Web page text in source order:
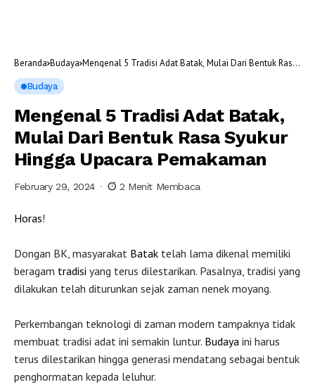
Beranda Budaya Mengenal 5 Tradisi Adat Batak, Mulai Dari Bentuk Rasa
Budaya
Mengenal 5 Tradisi Adat Batak,
Mulai Dari Bentuk Rasa Syukur
Hingga Upacara Pemakaman
February 29, 2024 2 Menit Membaca
Horas!
Dongan BK, masyarakat Batak telah lama dikenal memiliki
beragam tradisi yang terus dilestarikan. Pasalnya, tradisi yang
dilakukan telah diturunkan sejak zaman nenek moyang.
Perkembangan teknologi di zaman modern tampaknya tidak
membuat tradisi adat ini semakin luntur. Budaya ini harus
terus dilestarikan hingga generasi mendatang sebagai bentuk
penghormatan kepada leluhur.